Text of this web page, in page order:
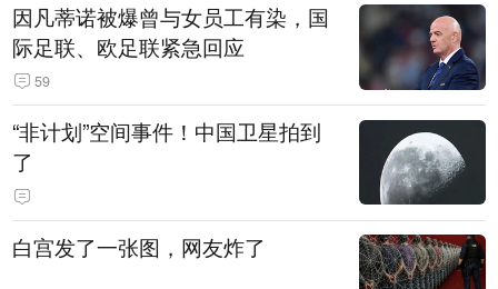
因凡蒂诺被爆曾与女员工有染，国
际足联、欧足联紧急回应
59
“非计划”空间事件！中国卫星拍到
了
白宫发了一张图，网友炸了